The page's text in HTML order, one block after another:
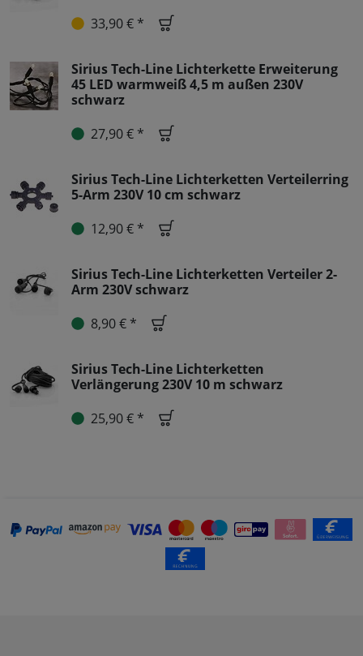
33,90 € *
Sirius Tech-Line Lichterkette Erweiterung
45 LED warmweiß 4,5 m außen 230V
schwarz
27,90 € *
Sirius Tech-Line Lichterketten Verteilerring
5-Arm 230V 10 cm schwarz
12,90 € *
Sirius Tech-Line Lichterketten Verteiler 2-
Arm 230V schwarz
8,90 € *
Sirius Tech-Line Lichterketten
Verlängerung 230V 10 m schwarz
25,90 € *